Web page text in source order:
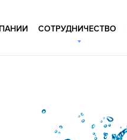
СОТРУДНИЧЕСТВО